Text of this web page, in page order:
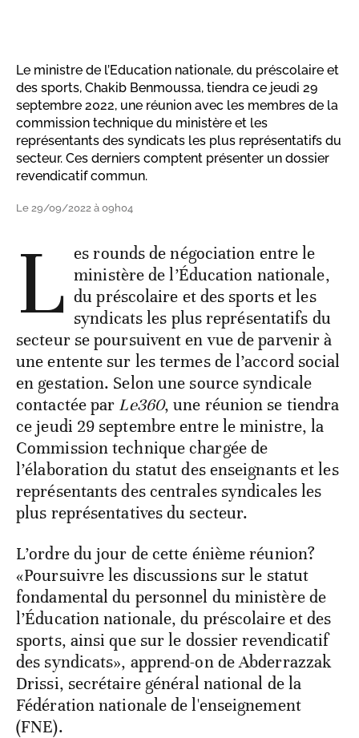
Le ministre de l’Education nationale, du préscolaire et
des sports, Chakib Benmoussa, tiendra ce jeudi 29
septembre 2022, une réunion avec les membres de la
commission technique du ministère et les
représentants des syndicats les plus représentatifs du
secteur. Ces derniers comptent présenter un dossier
revendicatif commun.
Le 29/09/2022 à 09h04
L es rounds de négociation entre le
ministère de l’Éducation nationale,
du préscolaire et des sports et les
syndicats les plus représentatifs du
secteur se poursuivent en vue de parvenir à
une entente sur les termes de l’accord social
en gestation. Selon une source syndicale
contactée par Le360, une réunion se tiendra
ce jeudi 29 septembre entre le ministre, la
Commission technique chargée de
l’élaboration du statut des enseignants et les
représentants des centrales syndicales les
plus représentatives du secteur.
L’ordre du jour de cette énième réunion?
«Poursuivre les discussions sur le statut
fondamental du personnel du ministère de
l’Éducation nationale, du préscolaire et des
sports, ainsi que sur le dossier revendicatif
des syndicats», apprend-on de Abderrazzak
Drissi, secrétaire général national de la
Fédération nationale de l'enseignement
(FNE).